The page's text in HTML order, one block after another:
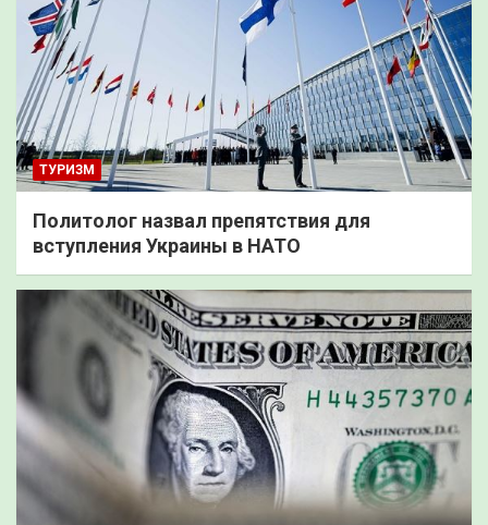
ТУРИЗМ
Политолог назвал препятствия для
вступления Украины в НАТО